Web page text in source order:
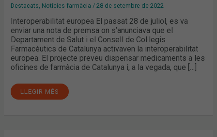
Destacats, Notícies farmàcia /28 de setembre de 2022
Interoperabilitat europea El passat 28 de juliol, es va
enviar una nota de premsa on s’anunciava que el
Departament de Salut i el Consell de Col·legis
Farmacèutics de Catalunya activaven la interoperabilitat
europea. El projecte preveu dispensar medicaments a les
oficines de farmàcia de Catalunya i, a la vegada, que […]
LLEGIR MÉS